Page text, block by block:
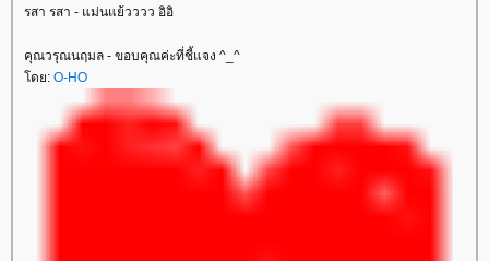
รสา รสา - แม่นแย้วววว อิอิ
คุณวรุณนฤมล - ขอบคุณค่ะที่ชี้แจง ^_^
ดย: O-HO